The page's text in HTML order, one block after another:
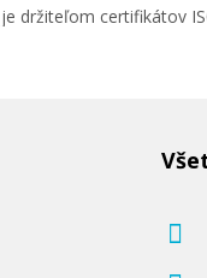
držiteľom certifikátov